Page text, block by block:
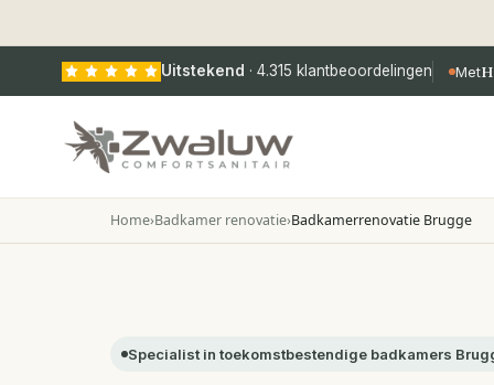
Uitstekend · 4.315 klantbeoordelingen Met
Home›Badkamer renovatie›Badkamerrenovatie Brugge
Specialist in toekomstbestendige badkamers